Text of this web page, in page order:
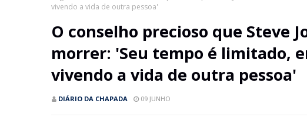
vivendo a vida de outra pessoa'
O conselho precioso que Steve
morrer: 'Seu tempo é limitado,
vivendo a vida de outra pessoa'
DIÁRIO DA CHAPADA 09 JUNHO